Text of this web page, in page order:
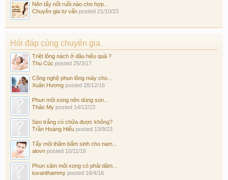
Nên tẩy nốt ruồi nào cho hợp...
Chuyên gia tư vấn posted 21/10/23
Hỏi đáp cùng chuyên gia
Triệt lông nách ở đâu hiệu quả ?
Thu Cúc posted 25/3/17
Công nghệ phun lông mày cho...
Xuân Hương posted 28/12/16
Phun môi xong nên dùng son...
Thảo My posted 14/12/23
Sẹo trắng có chữa được không?
Trần Hoàng Hiếu posted 13/9/23
Tẩy môi thâm bẩm sinh cho nam...
alovn posted 10/11/16
Phun xăm môi xong có phải dặm...
tuvanthammy posted 18/4/16